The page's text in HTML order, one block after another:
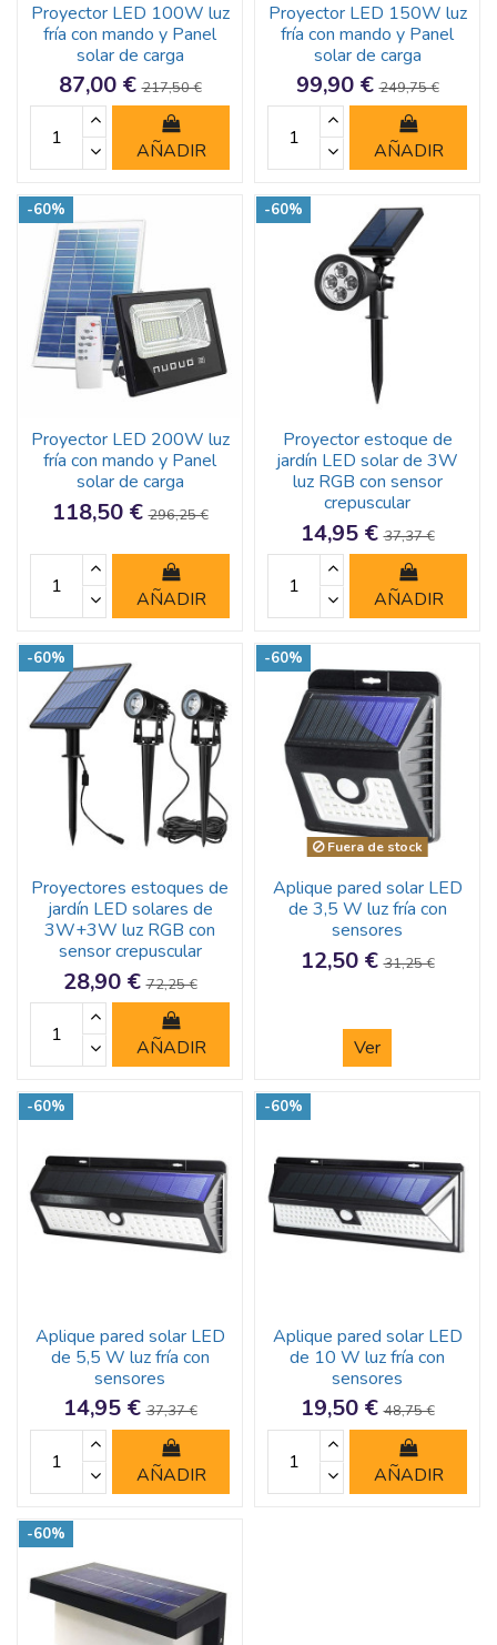
Proyector LED 100W luz
fría con mando y Panel
solar de carga
87,00 €217,50 €
AÑADIR
Proyector LED 150W luz
fría con mando y Panel
solar de carga
99,90 €249,75 €
AÑADIR
-60%
Proyector LED 200W luz
fría con mando y Panel
solar de carga
118,50 €296,25 €
AÑADIR
-60%
Proyector estoque de
jardín LED solar de 3W
luz RGB con sensor
crepuscular
14,95 €37,37 €
AÑADIR
-60%
Proyectores estoques de
jardín LED solares de
3W+3W luz RGB con
sensor crepuscular
28,90 €72,25 €
AÑADIR
-60%
Fuera de stock
Aplique pared solar LED
de 3,5 W luz fría con
sensores
12,50 €31,25 €
Ver
-60%
Aplique pared solar LED
de 5,5 W luz fría con
sensores
14,95 €37,37 €
AÑADIR
-60%
Aplique pared solar LED
de 10 W luz fría con
sensores
19,50 €48,75 €
AÑADIR
-60%